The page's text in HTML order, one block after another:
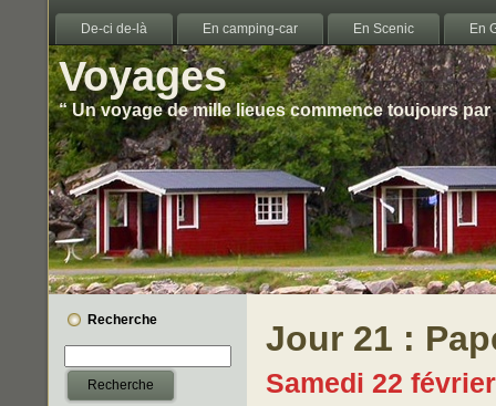
De-ci de-là En camping-car En Scenic En
Voyages
“ Un voyage de mille lieues commence toujours par
Recherche Jour 21 :
Samedi 22